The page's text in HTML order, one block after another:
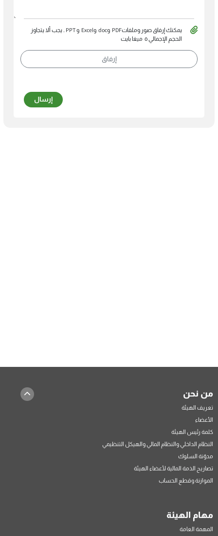
ﻳﻤﻜﻨﻚ إرﻓﺎق ﺻﻮر وﻣﻠﻔﺎتPDF وdoc وExcel و PPT . ﻳﺠﺐ أﻻ ﻳﺘﺠﺎوز
اﻟﺤﺠﻢ اﻹﺟﻤﺎﻟﻲ ٥ ﻣﻴﻐﺎ ﺑﺎﻳﺖ
إرفاق
إرسال
من نحن
تعريف الهيئة
الأعضاء
كلمة رئيس الهيئة
النظام الداخلي والنظام المالي والهيكل التنظيمي
مدوّنة السلوك
تصاريح الذمة المالية لأعضاء الهيئة
الموازنة وقطع الحساب
مهام الهيئة
المهمة العامة